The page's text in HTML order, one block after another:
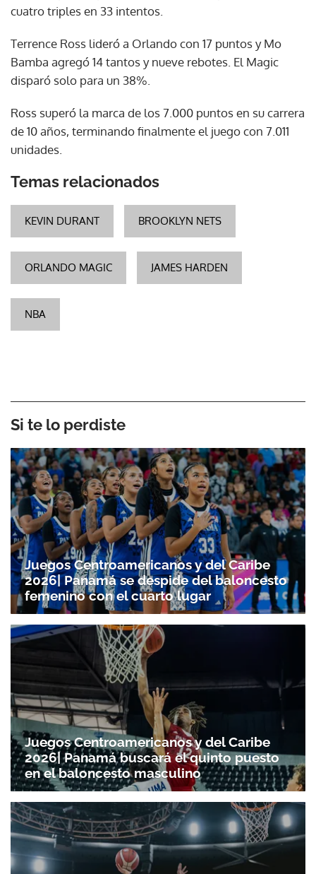
cuatro triples en 33 intentos.
Terrence Ross lideró a Orlando con 17 puntos y Mo
Bamba agregó 14 tantos y nueve rebotes. El Magic
disparó solo para un 38%.
Ross superó la marca de los 7.000 puntos en su carrera
de 10 años, terminando finalmente el juego con 7.011
unidades.
Temas relacionados
KEVIN DURANT BROOKLYN NETS
ORLANDO MAGIC JAMES HARDEN
NBA
Si te lo perdiste
Juegos Centroamericanos y del Caribe
2026| Panamá se despide del baloncesto
femenino con el cuarto lugar
Juegos Centroamericanos y del Caribe
2026| Panamá buscará el quinto puesto
en el baloncesto masculino